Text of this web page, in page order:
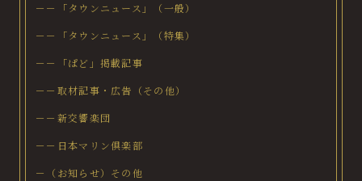
－－「タウンニュース」（一般）
－－「タウンニュース」（特集）
－－「ぱど」掲載記事
－－取材記事・広告（その他）
－－新交響楽団
－－日本マリン倶楽部
－（お知らせ）その他